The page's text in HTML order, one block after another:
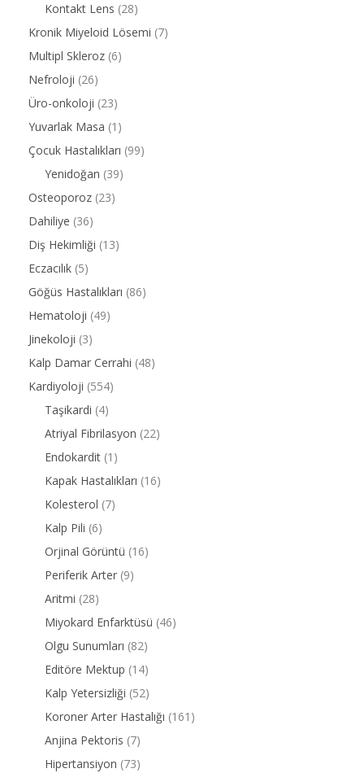
Kontakt Lens (28)
Kronik Miyeloid Lösemi (7)
Multipl Skleroz (6)
Nefroloji (26)
Üro-onkoloji (23)
Yuvarlak Masa (1)
Çocuk Hastalıkları (99)
Yenidoğan (39)
Osteoporoz (23)
Dahiliye (36)
Diş Hekimliği (13)
Eczacılık (5)
Göğüs Hastalıkları (86)
Hematoloji (49)
Jinekoloji (3)
Kalp Damar Cerrahi (48)
Kardiyoloji (554)
Taşikardi (4)
Atriyal Fibrilasyon (22)
Endokardit (1)
Kapak Hastalıkları (16)
Kolesterol (7)
Kalp Pili (6)
Orjinal Görüntü (16)
Periferik Arter (9)
Aritmi (28)
Miyokard Enfarktüsü (46)
Olgu Sunumları (82)
Editöre Mektup (14)
Kalp Yetersizliği (52)
Koroner Arter Hastalığı (161)
Anjina Pektoris (7)
Hipertansiyon (73)